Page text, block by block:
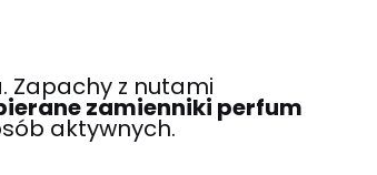
Zapachy z nutami
zamienniki perfum
aktywnych.